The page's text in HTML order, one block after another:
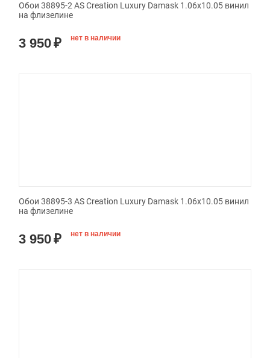
Обои 38895-2 AS Creation Luxury Damask 1.06x10.05 винил
на флизелине
3 950₽ нет в наличии
Обои 38895-3 AS Creation Luxury Damask 1.06x10.05 винил
на флизелине
3 950₽ нет в наличии